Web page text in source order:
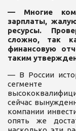
— Многие
зарплаты,
ресурсы.
сложно, так
финансовую
таким
— В России
сегменте
сейчас
компании
опять же